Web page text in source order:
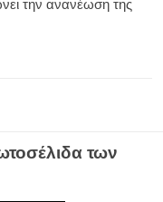
την ανανέωση της
των